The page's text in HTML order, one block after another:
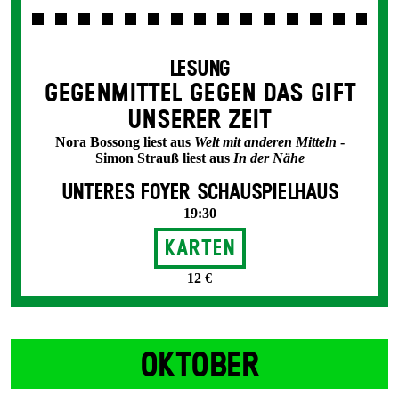
LESUNG
GEGEN­MITTEL GEGEN DAS GIFT
UNSERER ZEIT
Nora Bossong liest aus Welt mit anderen Mitteln -
Simon Strauß liest aus In der Nähe
UNTERES FOYER SCHAUSPIELHAUS
19:30
Karten
12 €
OKTOBER